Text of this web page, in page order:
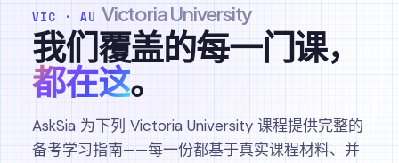
VIC · AU Victoria University
我们覆盖的每一门课，
都在这。
AskSia 为下列 Victoria University 课程提供完整的
备考学习指南——每一份都基于真实课程材料、并